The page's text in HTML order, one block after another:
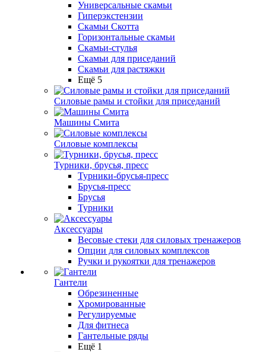
Универсальные скамьи
Гиперэкстензии
Скамьи Скотта
Горизонтальные скамьи
Скамьи-стулья
Скамьи для приседаний
Скамьи для растяжки
Ещё 5
Силовые рамы и стойки для приседаний
Машины Смита
Силовые комплексы
Турники, брусья, пресс
Турники-брусья-пресс
Брусья-пресс
Брусья
Турники
Аксессуары
Весовые стеки для силовых тренажеров
Опции для силовых комплексов
Ручки и рукоятки для тренажеров
Гантели
Обрезиненные
Хромированные
Регулируемые
Для фитнеса
Гантельные ряды
Ещё 1